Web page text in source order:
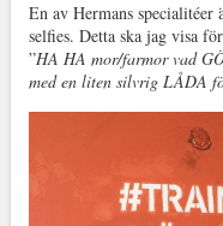
En av Hermans
selfies. Detta ska jag visa
”HA HA mor/farmor vad
med en liten silvrig LÅDA